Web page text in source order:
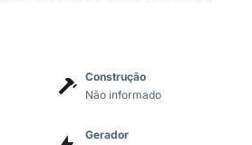
Construção
Não informado
Gerador